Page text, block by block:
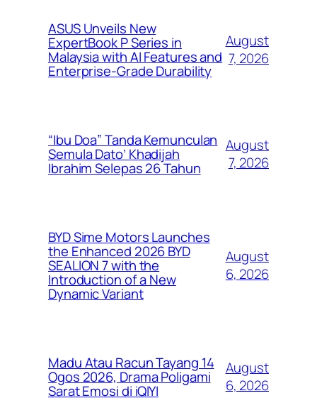
ASUS Unveils New
ExpertBook P Series in
Malaysia with AI Features and
Enterprise-Grade Durability
August
7, 2026
“Ibu Doa” Tanda Kemunculan
Semula Dato’ Khadijah
Ibrahim Selepas 26 Tahun
August
7, 2026
BYD Sime Motors Launches
the Enhanced 2026 BYD
SEALION 7 with the
Introduction of a New
Dynamic Variant
August
6, 2026
Madu Atau Racun Tayang 14
Ogos 2026, Drama Poligami
Sarat Emosi di iQIYI
August
6, 2026